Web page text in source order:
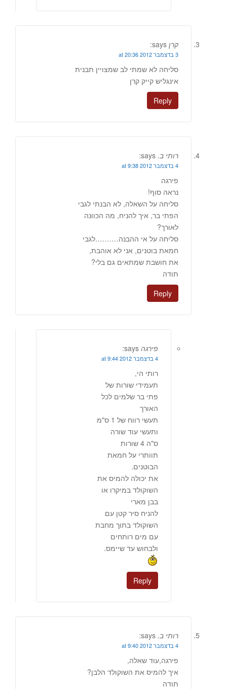
קרן says:
3 בדצמבר 2012 at 20:36
סליחה לא שמתי לב שמצויין תבנית
אינגליש קייק קרן
Reply
רותי ב. says:
4 בדצמבר 2012 at 9:38
פירגה
נראה סוף!
סליחה על השאלה, לא הבנתי לגבי
הפתי בר, איך להניח, מה הכוונה
לאורך?
סליחה על אי ההבנה……….לגבי
חמאת בוטנים, אני לא אוהבת,
את חושבת שמתאים גם בלי?
תודה
Reply
פירגה says:
4 בדצמבר 2012 at 9:44
רותי הי,
תעמידי שורות של
פתי בר שלמים לכל
האורך
תעשי רווח של 1 ס"מ
ותעשי עוד שורה
ס"ה 4 שורות
תוותרי על חמאת
הבוטנים.
את יכולה להמיס את
השוקולד במיקרו או
בבן מארי
להניח סיר קטן עם
השוקולד בתוך מחבת
עם מים רותחים
ולבחוש עד שיימס.
Reply
רותי ב. says:
4 בדצמבר 2012 at 9:40
פירגה,עוד שאלה,
איך להמיס את השוקולד הלבן?
תודה